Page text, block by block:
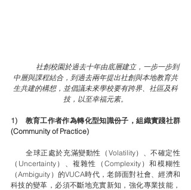
中層與課程結合，到過去兩年提出社創與本地教育共
生共建的構想，並倡議未來學校要有跨界、社區及科
技，以至幸福元素。
1)    教育工作者作為轉化型知識份子，組織實踐社群
(Community of Practice)
全球正處於充滿變動性（Volatility）、不確定性
（Uncertainty）、複雜性（Complexity）和模糊性
（Ambiguity）的VUCA時代，老師面對社會、經濟和
科技的變革，必須不斷地充實新知，強化專業技能，